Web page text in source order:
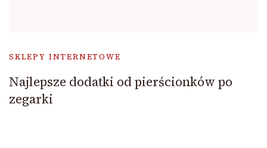
SKLEPY INTERNETOWE
Najlepsze dodatki od pierścionków po
zegarki